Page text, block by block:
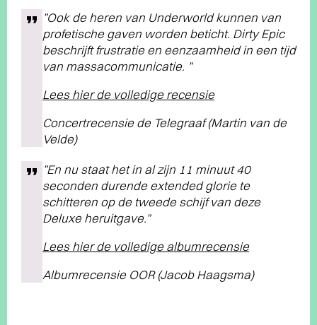
”Ook de heren van Underworld kunnen van
profetische gaven worden beticht. Dirty Epic
beschrijft frustratie en eenzaamheid in een tijd
van massacommunicatie. ”
Lees hier de volledige recensie
Concertrecensie de Telegraaf (Martin van de
Velde)
”En nu staat het in al zijn 11 minuut 40
seconden durende extended glorie te
schitteren op de tweede schijf van deze
Deluxe heruitgave.”
Lees hier de volledige albumrecensie
Albumrecensie OOR (Jacob Haagsma)